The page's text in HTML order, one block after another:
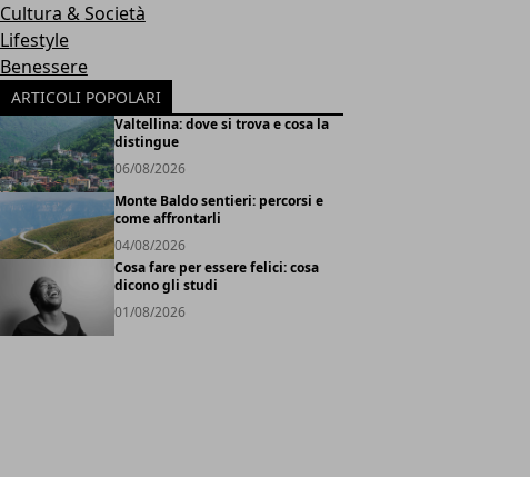
Cultura & Società
Lifestyle
Benessere
ARTICOLI POPOLARI
Valtellina: dove si trova e cosa la
distingue
06/08/2026
Monte Baldo sentieri: percorsi e
come affrontarli
04/08/2026
Cosa fare per essere felici: cosa
dicono gli studi
01/08/2026